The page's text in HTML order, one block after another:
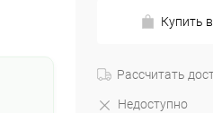
Купить
Рассчитать
Недоступно